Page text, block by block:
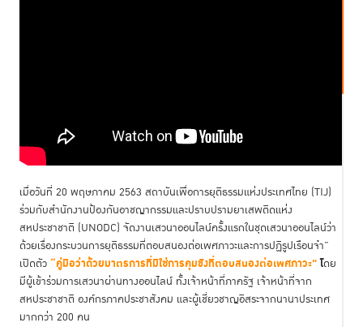
เมื่อวันที่ 20 พฤษภาคม 2563 สถาบันเพื่อการยุติธรรมแห่งประเทศไทย (TIJ)
ร่วมกับสำนักงานป้องกันอาชญากรรมและปราบปรามยาเสพติดแห่ง
สหประชาชาติ (UNODC) จัดงานเสวนาออนไลน์ครั้งแรกในชุดเสวนาออนไลน์ว่า
ด้วยเรื่องกระบวนการยุติธรรมที่ตอบสนองต่อเพศภาวะและการปฏิรูปเรือนจำ”
เปิดตัว “คู่มือว่าด้วยมาตรการที่มิใช่การคุมขังที่ตอบสนองต่อเพศภาวะ"โดย
มีผู้เข้าร่วมการเสวนาผ่านทางออนไลน์ ทั้งเจ้าหน้าที่ภาครัฐ เจ้าหน้าที่จาก
สหประชาชาติ องค์กรภาคประชาสังคม และผู้เชี่ยวชาญอิสระจากนานาประเทศ
มากกว่า 200 คน